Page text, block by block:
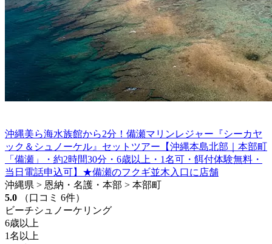
沖縄美ら海水族館から2分！備瀬マリンレジャー『シーカヤ
ック＆シュノーケル』セットツアー【沖縄本島北部｜本部町
「備瀬」・約2時間30分・6歳以上・1名可・餌付体験無料・
当日電話申込可】★備瀬のフクギ並木入口に店舗
沖縄県 > 恩納・名護・本部 > 本部町
5.0
（口コミ 6件）
ビーチシュノーケリング
6歳以上
1名以上